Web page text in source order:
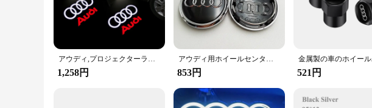
アウディ,プロジェクターランプ,アクセサリー,インライン,a3,a1,a4,b8,b7,a6,c7,a5,a7,a7,a7,a8,b9,b6,c6用の車のドアウェルカムライトq2、q3、q5、q7、q8、tt、2個
1,258円
アウディ用ホイールセンター,リムカバー,ハブエンブレム,黒とグレー,カーアクセサリー,4l0601170,a3,a5,a4,a6,a7,q3,q5,q7,77mm、4個
853円 521円